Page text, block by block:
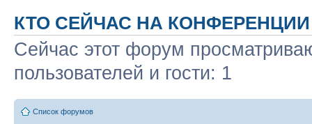
КТО СЕЙЧАС НА КОНФЕРЕНЦИИ
Сейчас этот форум
пользователей и гости: 1
Список форумов